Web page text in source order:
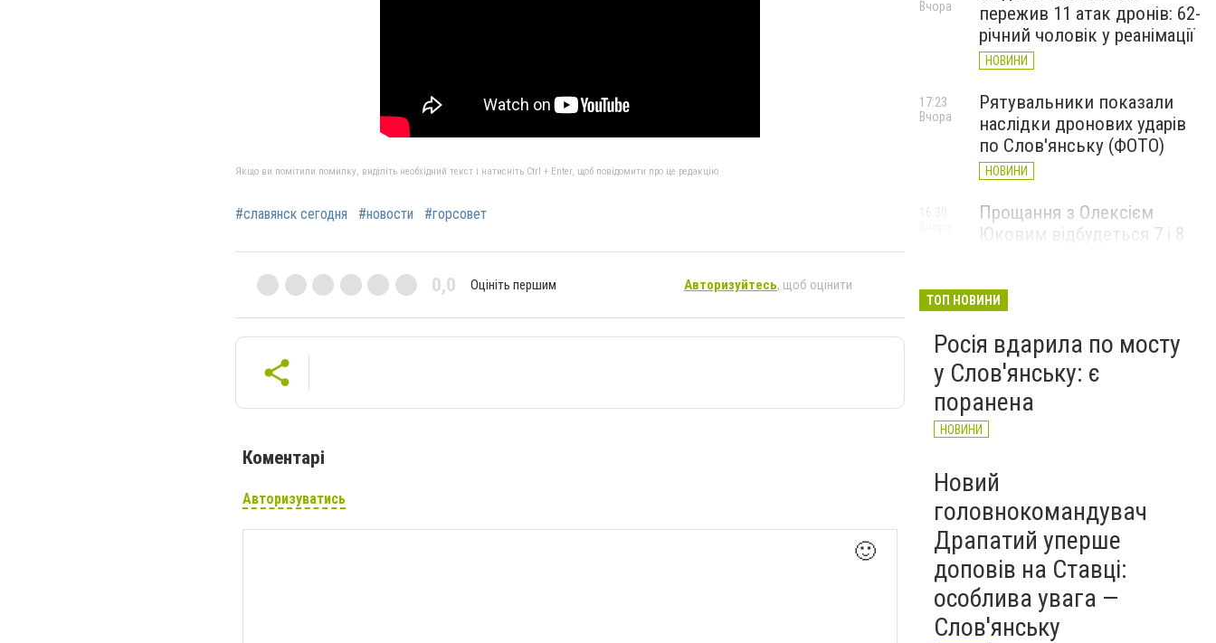
Якщо ви помітили помилку, виділіть необхідний текст і натисніть Ctrl + Enter, щоб повідомити про це редакцію
#славянск сегодня #новости #горсовет
0,0 Оцініть першим Авторизуйтесь, щоб оцінити
Коментарі
Авторизуватись
🙂
пережив 11 атак дронів: 62-
річний чоловік у реанімації
НОВИНИ
Вчора
Рятувальники показали
наслідки дронових ударів
по Слов'янську (ФОТО)
НОВИНИ
17:23
Вчора
Прощання з Олексієм
Юковим відбудеться 7 і 8
ТОП НОВИНИ
Росія вдарила по мосту
у Слов'янську: є
поранена
НОВИНИ
Новий
головнокомандувач
Драпатий уперше
доповів на Ставці:
особлива увага —
Слов'янську